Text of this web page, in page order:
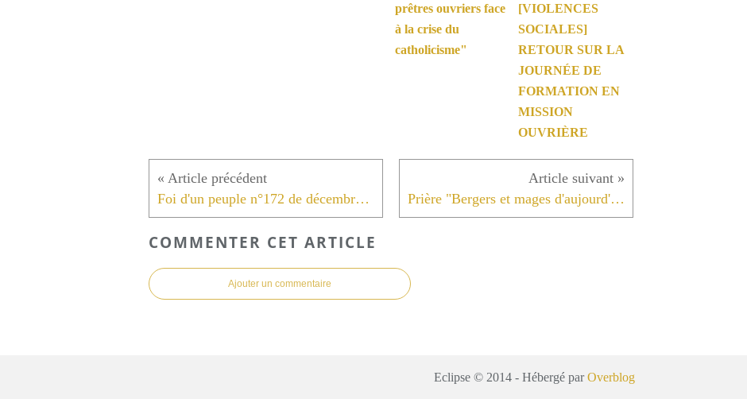
prêtres ouvriers face
à la crise du
catholicisme"
[VIOLENCES
SOCIALES]
RETOUR SUR LA
JOURNÉE DE
FORMATION EN
MISSION
OUVRIÈRE
Foi d'un peuple n°172 de décembre 2014 est paru ! Prière "Bergers et mages d'aujourd'hui"
COMMENTER CET ARTICLE
Ajouter un commentaire
Eclipse © 2014 - Hébergé parOverblog